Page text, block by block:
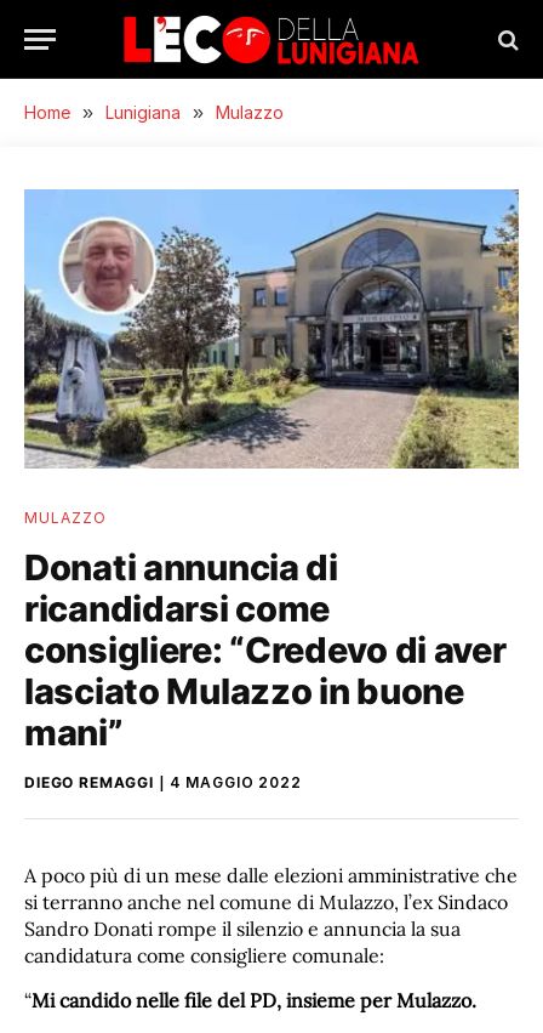
Home » Lunigiana » Mulazzo
MULAZZO
Donati annuncia di
ricandidarsi come
consigliere: “Credevo di aver
lasciato Mulazzo in buone
mani”
DIEGO REMAGGI 4 MAGGIO 2022
A poco più di un mese dalle elezioni amministrative che
si terranno anche nel comune di Mulazzo, l’ex Sindaco
Sandro Donati rompe il silenzio e annuncia la sua
candidatura come consigliere comunale:
“Mi candido nelle file del PD, insieme per Mulazzo.